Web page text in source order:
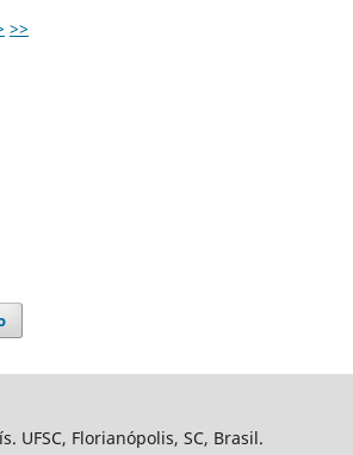
>>
UFSC, Florianópolis, SC, Brasil.